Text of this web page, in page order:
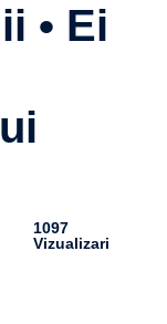
• Ei
1097
Vizualizari